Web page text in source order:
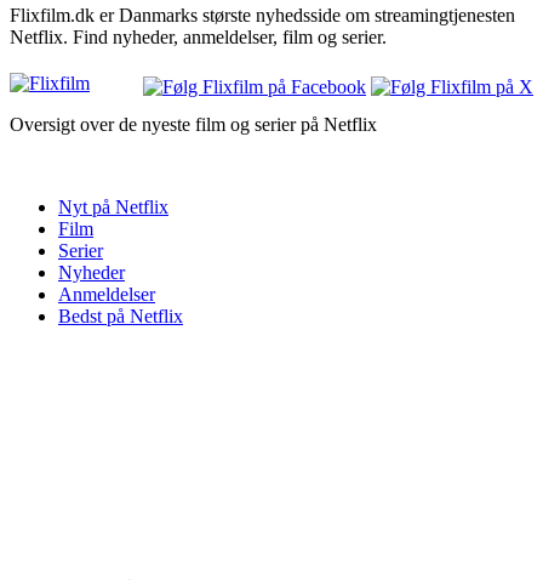
Flixfilm.dk er Danmarks største nyhedsside om streamingtjenesten
Netflix. Find nyheder, anmeldelser, film og serier.
Oversigt over de nyeste film og serier på Netflix
Nyt på Netflix
Film
Serier
Nyheder
Anmeldelser
Bedst på Netflix